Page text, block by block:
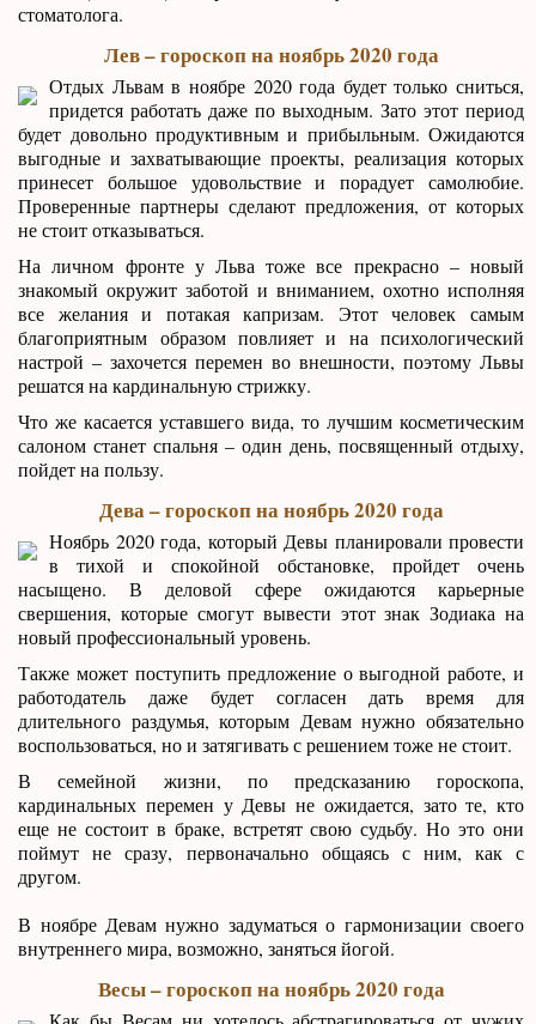
стоматолога.
Лев – гороскоп на ноябрь 2020 года
Отдых Львам в ноябре 2020 года будет только сниться,
придется работать даже по выходным. Зато этот период
будет довольно продуктивным и прибыльным. Ожидаются
выгодные и захватывающие проекты, реализация которых
принесет большое удовольствие и порадует самолюбие.
Проверенные партнеры сделают предложения, от которых
не стоит отказываться.
На личном фронте у Льва тоже все прекрасно – новый
знакомый окружит заботой и вниманием, охотно исполняя
все желания и потакая капризам. Этот человек самым
благоприятным образом повлияет и на психологический
настрой – захочется перемен во внешности, поэтому Львы
решатся на кардинальную стрижку.
Что же касается уставшего вида, то лучшим косметическим
салоном станет спальня – один день, посвященный отдыху,
пойдет на пользу.
Дева – гороскоп на ноябрь 2020 года
Ноябрь 2020 года, который Девы планировали провести
в тихой и спокойной обстановке, пройдет очень
насыщено. В деловой сфере ожидаются карьерные
свершения, которые смогут вывести этот знак Зодиака на
новый профессиональный уровень.
Также может поступить предложение о выгодной работе, и
работодатель даже будет согласен дать время для
длительного раздумья, которым Девам нужно обязательно
воспользоваться, но и затягивать с решением тоже не стоит.
В семейной жизни, по предсказанию гороскопа,
кардинальных перемен у Девы не ожидается, зато те, кто
еще не состоит в браке, встретят свою судьбу. Но это они
поймут не сразу, первоначально общаясь с ним, как с
другом.
В ноябре Девам нужно задуматься о гармонизации своего
внутреннего мира, возможно, заняться йогой.
Весы – гороскоп на ноябрь 2020 года